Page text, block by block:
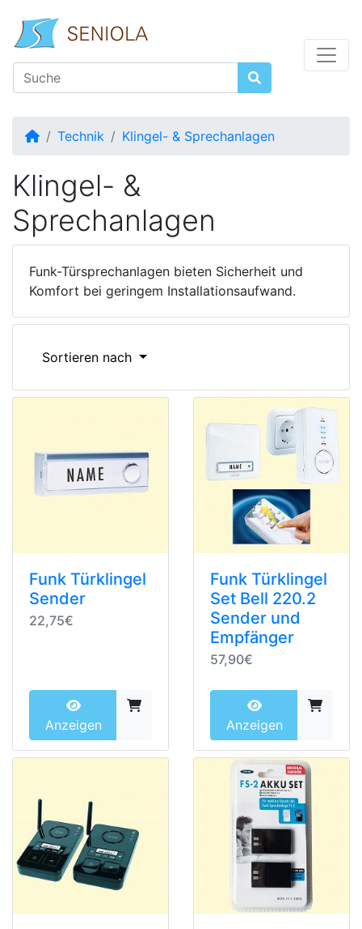
Startseite
Technik Klingel- & Sprechanlagen
Klingel- &
Sprechanlagen
Funk-Türsprechanlagen bieten Sicherheit und
Komfort bei geringem Installationsaufwand.
Sortieren nach
Funk Türklingel
Sender
22,75€
Anzeigen
Funk Türklingel
Set Bell 220.2
Sender und
Empfänger
57,90€
Anzeigen